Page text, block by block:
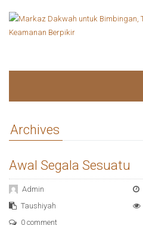
Archives
Awal Segala Sesuatu
Admin
Taushiyah
0 comment